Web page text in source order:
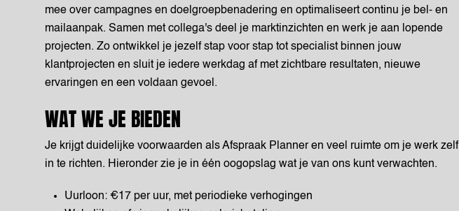
mee over campagnes en doelgroepbenadering en optimaliseert continu je bel- en
mailaanpak. Samen met collega's deel je marktinzichten en werk je aan lopende
projecten. Zo ontwikkel je jezelf stap voor stap tot specialist binnen jouw
klantprojecten en sluit je iedere werkdag af met zichtbare resultaten, nieuwe
ervaringen en een voldaan gevoel.
WAT WE JE BIEDEN
Je krijgt duidelijke voorwaarden als Afspraak Planner en veel ruimte om je werk zelf
in te richten. Hieronder zie je in één oogopslag wat je van ons kunt verwachten.
Uurloon: €17 per uur, met periodieke verhogingen